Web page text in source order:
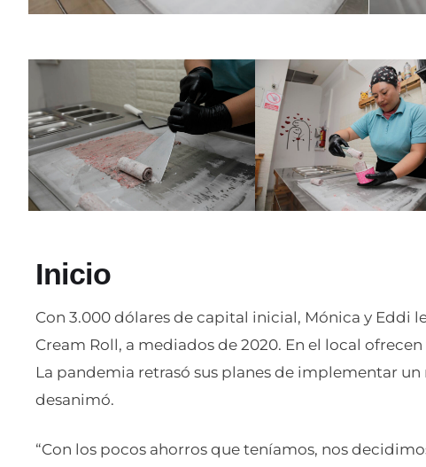
Inicio
Con 3.000 dólares de capital inicial, Mónica y Eddi
Cream Roll, a mediados de 2020. En el local
La pandemia retrasó sus planes de implementar
desanimó.
“Con los pocos ahorros que teníamos, nos